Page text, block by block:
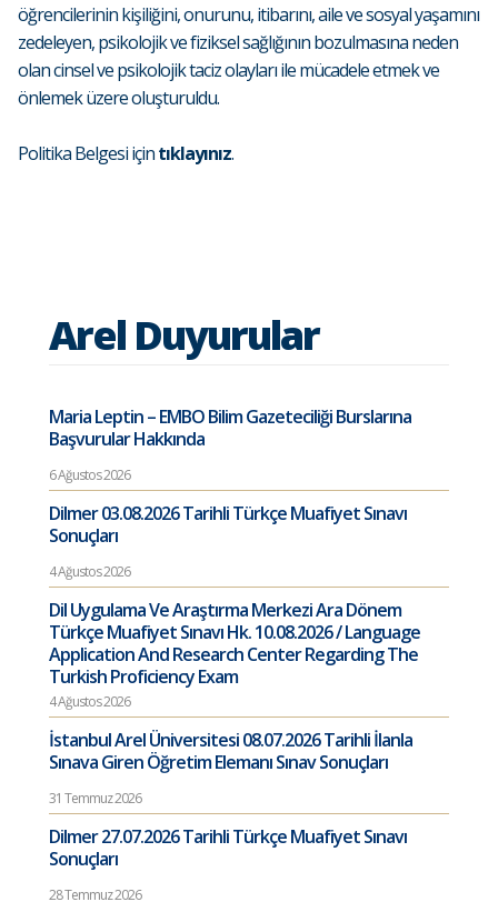
öğrencilerinin kişiliğini, onurunu, itibarını, aile ve sosyal yaşamını
zedeleyen, psikolojik ve fiziksel sağlığının bozulmasına neden
olan cinsel ve psikolojik taciz olayları ile mücadele etmek ve
önlemek üzere oluşturuldu.
Politika Belgesi içintıklayınız.
Arel Duyurular
Maria Leptin – EMBO Bilim Gazeteciliği Burslarına
Başvurular Hakkında
6 Ağustos 2026
Dilmer 03.08.2026 Tarihli Türkçe Muafiyet Sınavı
Sonuçları
4 Ağustos 2026
Dil Uygulama Ve Araştırma Merkezi Ara Dönem
Türkçe Muafiyet Sınavı Hk. 10.08.2026 / Language
Application And Research Center Regarding The
Turkish Proficiency Exam
4 Ağustos 2026
İstanbul Arel Üniversitesi 08.07.2026 Tarihli İlanla
Sınava Giren Öğretim Elemanı Sınav Sonuçları
31 Temmuz 2026
Dilmer 27.07.2026 Tarihli Türkçe Muafiyet Sınavı
Sonuçları
28 Temmuz 2026